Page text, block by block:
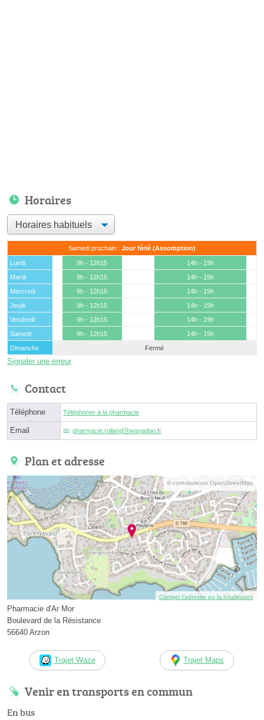
Horaires
Samedi prochain : Jour férié (Assomption)
Lundi 9h - 12h15
14h - 19h
Mardi
9h - 12h15
14h - 19h
Mercredi
9h - 12h15
14h - 19h
Jeudi
9h - 12h15
14h - 19h
Vendredi
9h - 12h15
14h - 19h
Samedi
9h - 12h15
14h - 19h
Dimanche
Fermé
Signaler une erreur
Contact
Téléphone Téléphoner à la pharmacie
Email pharmacie.rollandⓐwanadoo.fr
Plan et adresse
© contributeurs OpenStreetMap
Corriger l’adresse ou la localisation
Pharmacie d'Ar Mor
Boulevard de la Résistance
56640 Arzon
Trajet Waze Trajet Maps
Venir en transports en commun
En bus